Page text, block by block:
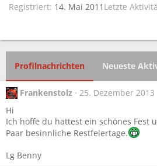
Registriert 14. Mai 2011 Letzte
Profilnachrichten Neueste
Frankenstolz
25. Dezember 2013
Hi
Ich hoffe du hattest ein schönes Fest
Paar besinnliche Restfeiertage.
Lg Benny